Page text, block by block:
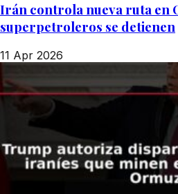
Irán controla nueva ruta en
superpetroleros se detienen
11 Apr 2026